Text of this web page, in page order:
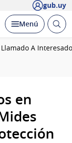
gub.uy
Desplegar
Menú Abrir
Llamado A
en